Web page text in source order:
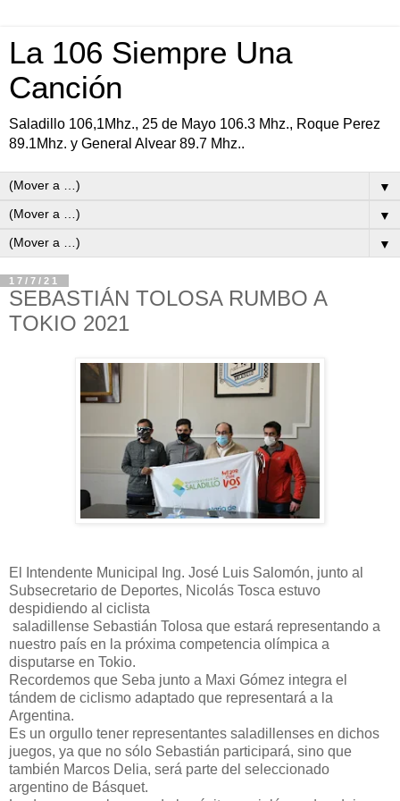
La 106 Siempre Una
Canción
Saladillo 106,1Mhz., 25 de Mayo 106.3 Mhz., Roque Perez
89.1Mhz. y General Alvear 89.7 Mhz..
▼
▼
▼
17/7/21
SEBASTIÁN TOLOSA RUMBO A
TOKIO 2021
El Intendente Municipal Ing. José Luis Salomón, junto al
Subsecretario de Deportes, Nicolás Tosca estuvo
despidiendo al ciclista
saladillense Sebastián Tolosa que estará representando a
nuestro país en la próxima competencia olímpica a
disputarse en Tokio.
Recordemos que Seba junto a Maxi Gómez integra el
tándem de ciclismo adaptado que representará a la
Argentina.
Es un orgullo tener representantes saladillenses en dichos
juegos, ya que no sólo Sebastián participará, sino que
también Marcos Delia, será parte del seleccionado
argentino de Básquet.